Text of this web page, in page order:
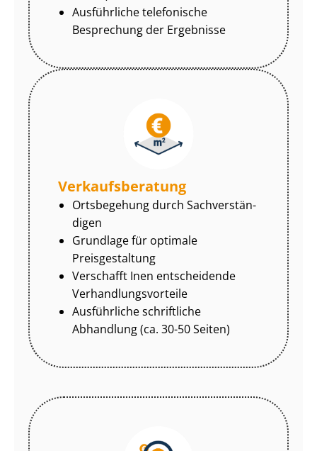
Ausführliche telefonische
Besprechung der Ergebnisse
Ver­kaufs­be­ra­tung
Ortsbegehung durch Sach­ver­stän­
di­gen
Grundlage für optimale
Preisgestaltung
Verschafft Inen entscheidende
Ver­hand­lungs­vor­tei­le
Ausführliche schriftliche
Abhandlung (ca. 30-50 Seiten)